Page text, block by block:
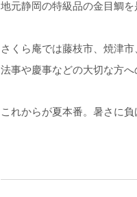
地元静岡の特級品の金目鯛を
さくら庵では藤枝市、焼津
法事や慶事などの大切な方
これからが夏本番。暑さに